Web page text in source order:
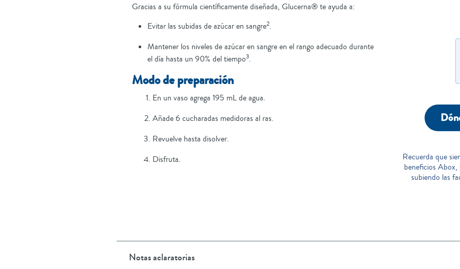
Gracias a su fórmula científicamente diseñada, Glucerna® te ayuda a:
Evitar las subidas de azúcar en sangre2.
Mantener los niveles de azúcar en sangre en el rango adecuado durante
el día hasta un 90% del tiempo3.
Modo de preparación
En un vaso agrega 195 mL de agua.
Añade 6 cucharadas medidoras al ras.
Revuelve hasta disolver.
Disfruta.
Recuerda que
beneficios
subiendo las
Notas aclaratorias